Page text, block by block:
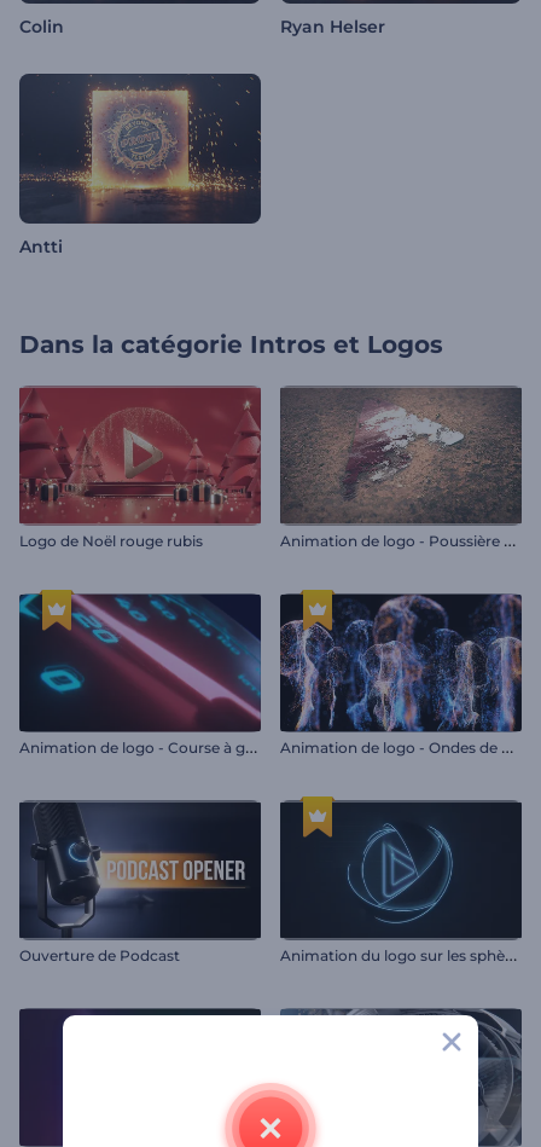
Colin Ryan Helser
Antti
Dans la catégorie Intros et Logos
Logo de Noël rouge rubis A
nimation de logo - Poussière dans le désert
A
nimation de logo - Course à grande vitesse A
nimation de logo - Ondes de particules ascendantes
Ouverture de Podcast A
nimation du logo sur les sphères en 3D